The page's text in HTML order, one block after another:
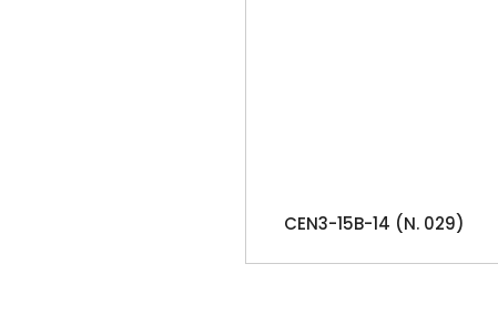
CEN3-15B-14 (N. 029)